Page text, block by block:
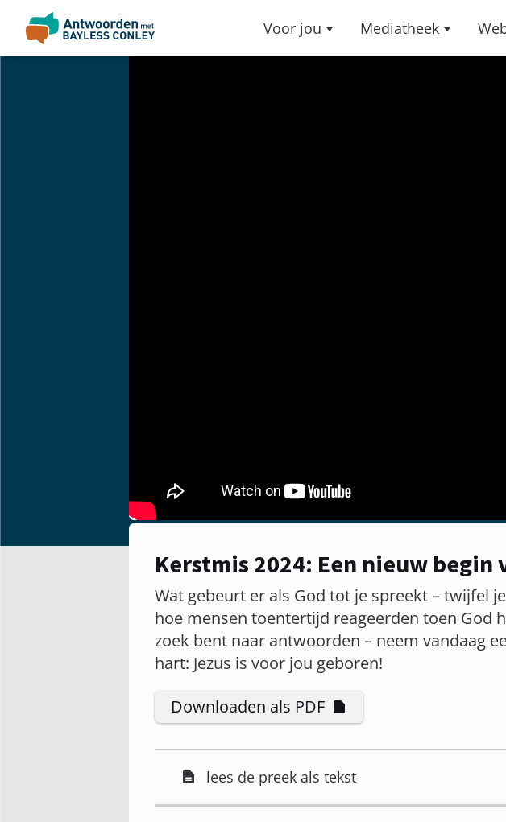
Voor jou Mediatheek
Kerstmis 2024: Een nieuw begin
Wat gebeurt er als God tot je spreekt – twijfel
hoe mensen toentertijd reageerden toen God
zoek bent naar antwoorden – neem vandaag
hart: Jezus is voor jou geboren!
Downloaden als PDF
lees de preek als tekst